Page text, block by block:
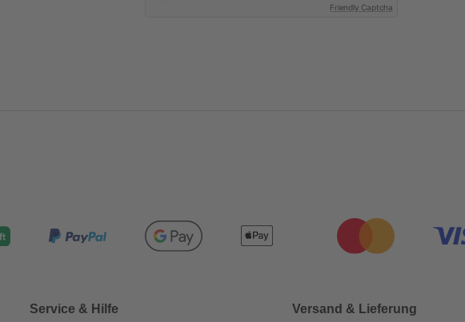
Friendly Captcha
Service & Hilfe Versand & Lieferung